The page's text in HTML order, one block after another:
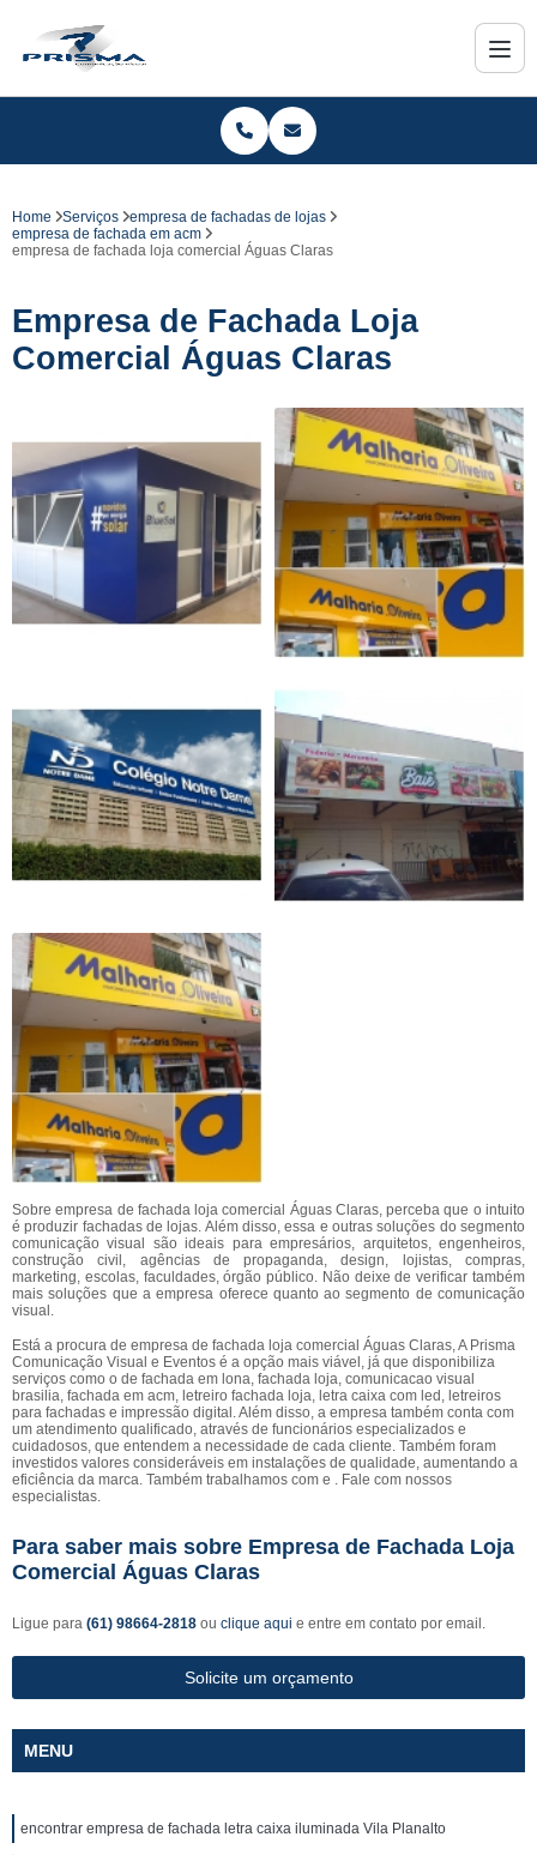
Home Serviços
empresa de fachadas de lojas
empresa de fachada em acm
empresa de fachada loja comercial Águas Claras
Empresa de Fachada Loja
Comercial Águas Claras
Sobre empresa de fachada loja comercial Águas Claras, perceba que o intuito
é produzir fachadas de lojas. Além disso, essa e outras soluções do segmento
comunicação visual são ideais para empresários, arquitetos, engenheiros,
construção civil, agências de propaganda, design, lojistas, compras,
marketing, escolas, faculdades, órgão público. Não deixe de verificar também
mais soluções que a empresa oferece quanto ao segmento de comunicação
visual.
Está a procura de empresa de fachada loja comercial Águas Claras, A Prisma
Comunicação Visual e Eventos é a opção mais viável, já que disponibiliza
serviços como o de fachada em lona, fachada loja, comunicacao visual
brasilia, fachada em acm, letreiro fachada loja, letra caixa com led, letreiros
para fachadas e impressão digital. Além disso, a empresa também conta com
um atendimento qualificado, através de funcionários especializados e
cuidadosos, que entendem a necessidade de cada cliente. Também foram
investidos valores consideráveis em instalações de qualidade, aumentando a
eficiência da marca. Também trabalhamos com e . Fale com nossos
especialistas.
Para saber mais sobre Empresa de Fachada Loja
Comercial Águas Claras
Ligue para (61) 98664-2818 ou clique aqui e entre em contato por email.
Solicite um orçamento
MENU
encontrar empresa de fachada letra caixa iluminada Vila Planalto